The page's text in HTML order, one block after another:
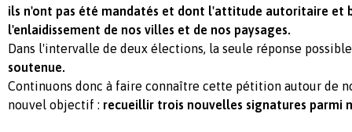
ils n'ont pas été mandatés et dont l'attitude autoritaire et
l'enlaidissement de nos villes et de nos paysages.
Dans l'intervalle de deux élections, la seule réponse
soutenue.
Continuons donc à faire connaître cette pétition autour de
nouvel objectif : recueillir trois nouvelles signatures parmi